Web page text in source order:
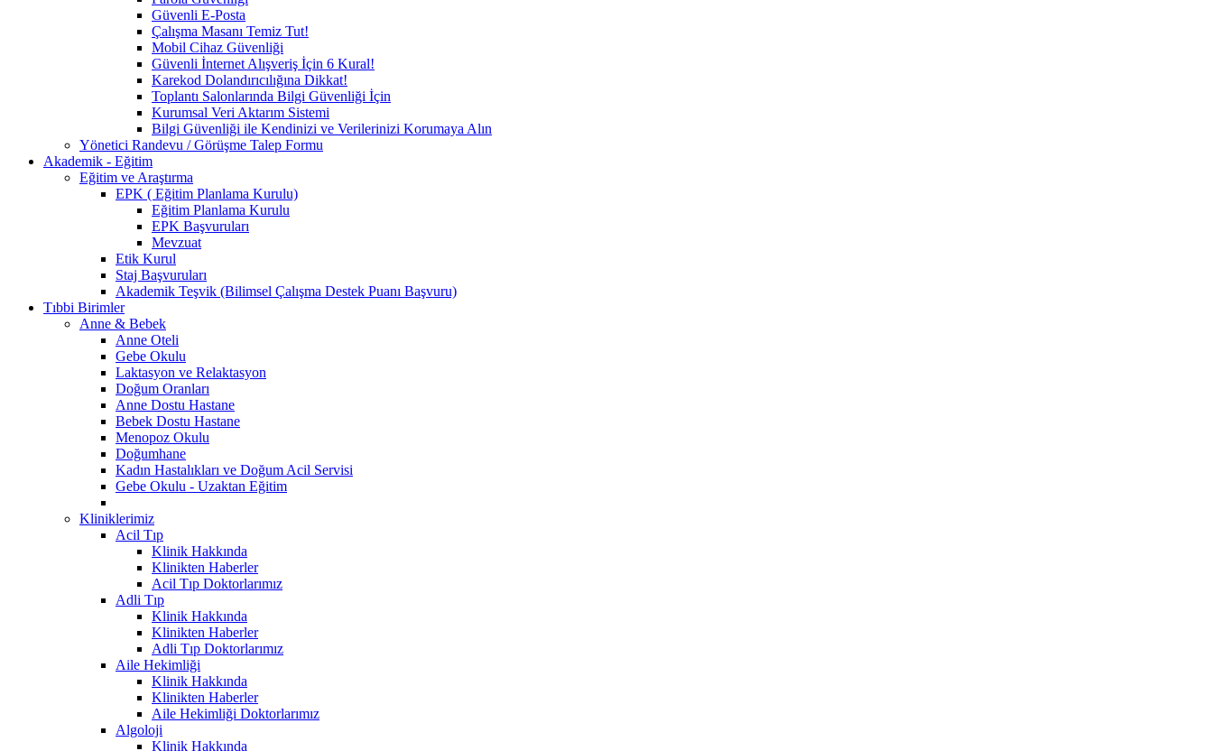
Güvenli E-Posta
Çalışma Masanı Temiz Tut!
Mobil Cihaz Güvenliği
Güvenli İnternet Alışveriş İçin 6 Kural!
Karekod Dolandırıcılığına Dikkat!
Toplantı Salonlarında Bilgi Güvenliği İçin
Kurumsal Veri Aktarım Sistemi
Bilgi Güvenliği ile Kendinizi ve Verilerinizi Korumaya Alın
Yönetici Randevu / Görüşme Talep Formu
Akademik - Eğitim
Eğitim ve Araştırma
EPK ( Eğitim Planlama Kurulu)
Eğitim Planlama Kurulu
EPK Başvuruları
Mevzuat
Etik Kurul
Staj Başvuruları
Akademik Teşvik (Bilimsel Çalışma Destek Puanı Başvuru)
Tıbbi Birimler
Anne & Bebek
Anne Oteli
Gebe Okulu
Laktasyon ve Relaktasyon
Doğum Oranları
Anne Dostu Hastane
Bebek Dostu Hastane
Menopoz Okulu
Doğumhane
Kadın Hastalıkları ve Doğum Acil Servisi
Gebe Okulu - Uzaktan Eğitim
Kliniklerimiz
Acil Tıp
Klinik Hakkında
Klinikten Haberler
Acil Tıp Doktorlarımız
Adli Tıp
Klinik Hakkında
Klinikten Haberler
Adli Tıp Doktorlarımız
Aile Hekimliği
Klinik Hakkında
Klinikten Haberler
Aile Hekimliği Doktorlarımız
Algoloji
Klinik Hakkında